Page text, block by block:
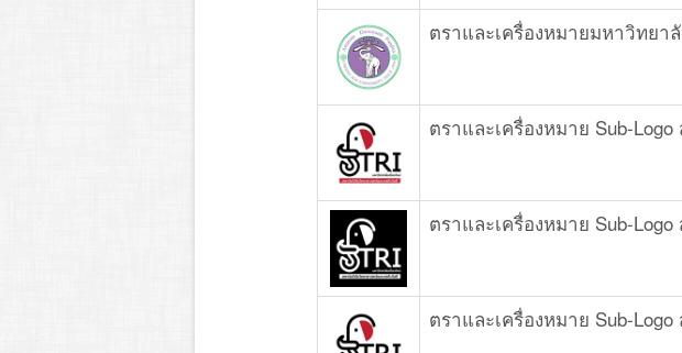
ตราและเครื่องหมายมหาวิทยา
ตราและเครื่องหมาย Sub-
ตราและเครื่องหมาย Sub-
ตราและเครื่องหมาย Sub-